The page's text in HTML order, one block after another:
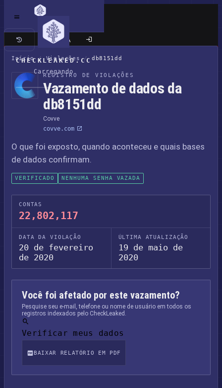
CHECKLEAKED.CC
Carregando
Site clássico
Início / Violações / db8151dd
REGISTRO DE VIOLAÇÕES
Vazamento de dados da
db8151dd
Covve
covve.com
O que foi exposto, quando aconteceu e quais bases
de dados confirmam.
VERIFICADO NENHUMA SENHA VAZADA
CONTAS
22,802,117
DATA DA VIOLAÇÃO
20 de fevereiro
de 2020
ÚLTIMA ATUALIZAÇÃO
19 de maio de
2020
Você foi afetado por este vazamento?
Pesquise seu e-mail, telefone ou nome de usuário em todos os
registros indexados pelo CheckLeaked.
Verificar meus dados
BAIXAR RELATÓRIO EM PDF